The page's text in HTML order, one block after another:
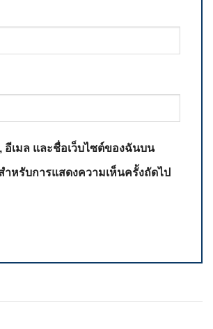
เมล และชื่อเว็บไซต์ของฉันบน
ำหรับการแสดงความเห็นครั้งถัดไป